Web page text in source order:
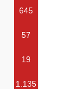
645
57
19
1.135